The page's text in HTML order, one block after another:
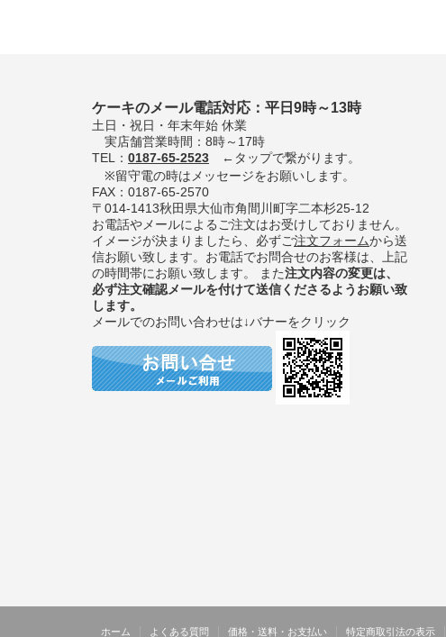
ケーキのメール電話対応：平日9時～13時
土日・祝日・年末年始 休業
実店舗営業時間：8時～17時
TEL： 0187-65-2523 ←タップで繋がります。
※留守電の時はメッセージをお願いします。
FAX：0187-65-2570
〒014-1413秋田県大仙市角間川町字二本杉25-12
お電話やメールによるご注文はお受けしておりません。
イメージが決まりましたら、必ずご注文フォームから送
信お願い致します。お電話でお問合せのお客様は、上記
の時間帯にお願い致します。 また注文内容の変更は、
必ず注文確認メールを付けて送信くださるようお願い致
します。
メールでのお問い合わせは↓バナーをクリック
ホーム よくある質問 価格・送料・お支払い 特定商取引法の表示